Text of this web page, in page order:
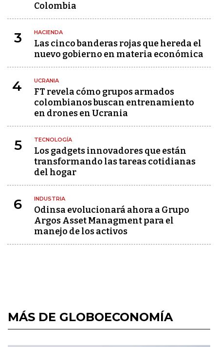
Colombia
3 HACIENDA
Las cinco banderas rojas que hereda el
nuevo gobierno en materia económica
4 UCRANIA
FT revela cómo grupos armados
colombianos buscan entrenamiento
en drones en Ucrania
5 TECNOLOGÍA
Los gadgets innovadores que están
transformando las tareas cotidianas
del hogar
6 INDUSTRIA
Odinsa evolucionará ahora a Grupo
Argos Asset Managment para el
manejo de los activos
MÁS DE GLOBOECONOMÍA